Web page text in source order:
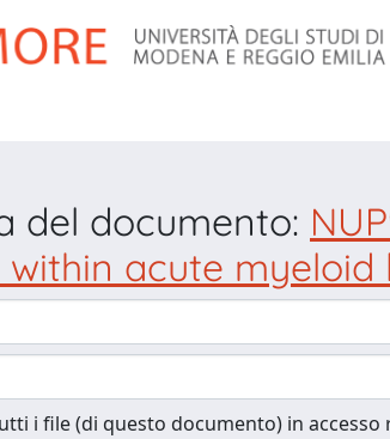
del documento:
acute myeloid
i file (di questo documento) in